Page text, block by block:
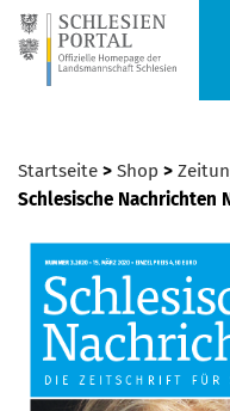
Startseite > Shop >
Schlesische Nachrichten